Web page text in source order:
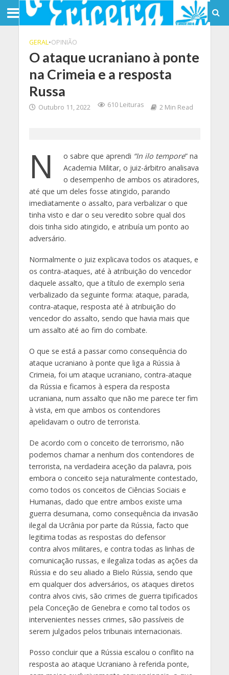
GERAL•OPINIÃO
O ataque ucraniano à ponte
na Crimeia e a resposta
Russa
Outubro 11, 2022 610 Leituras 2 Min Read
N o sabre que aprendi “In ilo tempore” na
Academia Militar, o juiz-árbitro analisava
o desempenho de ambos os atiradores,
até que um deles fosse atingido, parando
imediatamente o assalto, para verbalizar o que
tinha visto e dar o seu veredito sobre qual dos
dois tinha sido atingido, e atribuía um ponto ao
adversário.
Normalmente o juiz explicava todos os ataques, e
os contra-ataques, até à atribuição do vencedor
daquele assalto, que a título de exemplo seria
verbalizado da seguinte forma: ataque, parada,
contra-ataque, resposta até à atribuição do
vencedor do assalto, sendo que havia mais que
um assalto até ao fim do combate.
O que se está a passar como consequência do
ataque ucraniano à ponte que liga a Rússia à
Crimeia, foi um ataque ucraniano, contra-ataque
da Rússia e ficamos à espera da resposta
ucraniana, num assalto que não me parece ter fim
à vista, em que ambos os contendores
apelidavam o outro de terrorista.
De acordo com o conceito de terrorismo, não
podemos chamar a nenhum dos contendores de
terrorista, na verdadeira aceção da palavra, pois
embora o conceito seja naturalmente contestado,
como todos os conceitos de Ciências Sociais e
Humanas, dado que entre ambos existe uma
guerra desumana, como consequência da invasão
ilegal da Ucrânia por parte da Rússia, facto que
legitima todas as respostas do defensor
contra alvos militares, e contra todas as linhas de
comunicação russas, e ilegaliza todas as ações da
Rússia e do seu aliado a Bielo Rússia, sendo que
em qualquer dos adversários, os ataques diretos
contra alvos civis, são crimes de guerra tipificados
pela Conceção de Genebra e como tal todos os
intervenientes nesses crimes, são passíveis de
serem julgados pelos tribunais internacionais.
Posso concluir que a Rússia escalou o conflito na
resposta ao ataque Ucraniano à referida ponte,